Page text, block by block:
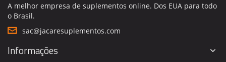
A melhor empresa de suplementos online. Dos EUA para todo
o Brasil.
sac@jacaresuplementos.com
Informações